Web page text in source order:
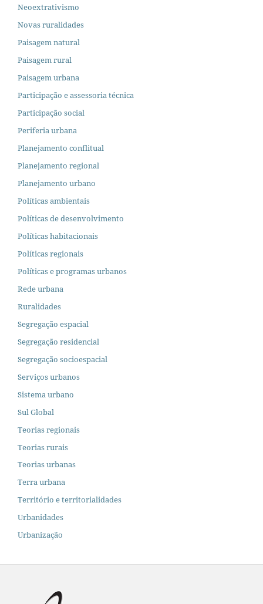
Neoextrativismo
Novas ruralidades
Paisagem natural
Paisagem rural
Paisagem urbana
Participação e assessoria técnica
Participação social
Periferia urbana
Planejamento conflitual
Planejamento regional
Planejamento urbano
Políticas ambientais
Políticas de desenvolvimento
Políticas habitacionais
Políticas regionais
Políticas e programas urbanos
Rede urbana
Ruralidades
Segregação espacial
Segregação residencial
Segregação socioespacial
Serviços urbanos
Sistema urbano
Sul Global
Teorias regionais
Teorias rurais
Teorias urbanas
Terra urbana
Território e territorialidades
Urbanidades
Urbanização